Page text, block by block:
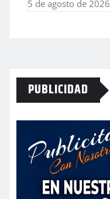
5 de agosto de 2026
PUBLICIDAD